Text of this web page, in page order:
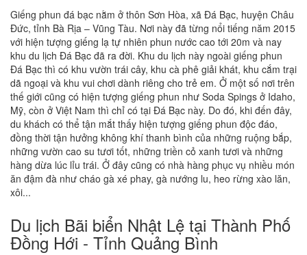
Giếng phun đá bạc nằm ở thôn Sơn Hòa, xã Đá Bạc, huyện Châu
Đức, tỉnh Bà Rịa – Vũng Tàu. Nơi này đã từng nổi tiếng năm 2015
với hiện tượng giếng lạ tự nhiên phun nước cao tới 20m và nay
khu du lịch Đá Bạc đã ra đời. Khu du lịch này ngoài giếng phun
Đá Bạc thì có khu vườn trái cây, khu cà phê giải khát, khu cắm trại
dã ngoại và khu vui chơi dành riêng cho trẻ em. Ở một số nơi trên
thế giới cũng có hiện tượng giếng phun như Soda Spings ở Idaho,
Mỹ, còn ở Việt Nam thì chỉ có tại Đá Bạc này. Do đó, khi đến đây,
du khách có thể tận mắt thấy hiện tượng giếng phun độc đáo,
đồng thời tận hưởng không khí thanh bình của những ruộng bắp,
những vườn cao su tươi tốt, những triền cỏ xanh tươi và những
hàng dừa lúc lỉu trái. Ở đây cũng có nhà hàng phục vụ nhiều món
ăn đậm đà như cháo gà xé phay, gà nướng lu, heo rừng xào lăn,
xôi...
Du lịch Bãi biển Nhật Lệ tại Thành Phố
Đồng Hới - Tỉnh Quảng Bình